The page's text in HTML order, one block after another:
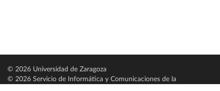
© 2026 Universidad de Zaragoza
© 2026 Servicio de Informática y Comunicaciones de la